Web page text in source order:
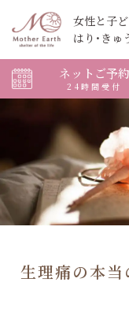
女性と子
はり･きゅ
ネットご予約
24時間受付
生理痛の本